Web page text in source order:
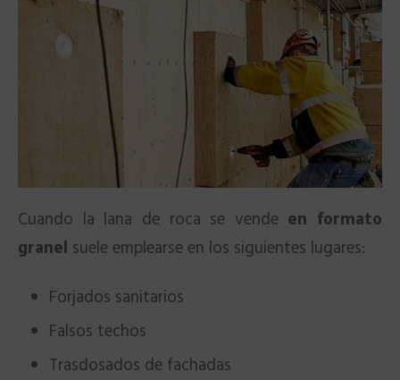
Cuando la lana de roca se vende en formato
granel suele emplearse en los siguientes lugares:
Forjados sanitarios
Falsos techos
Trasdosados de fachadas